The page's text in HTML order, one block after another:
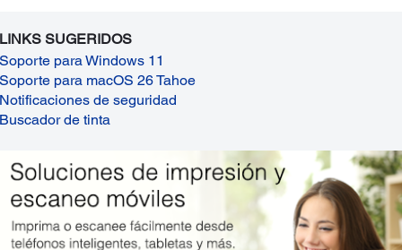
LINKS SUGERIDOS
Soporte para Windows 11
Soporte para macOS 26 Tahoe
Notificaciones de seguridad
Buscador de tinta